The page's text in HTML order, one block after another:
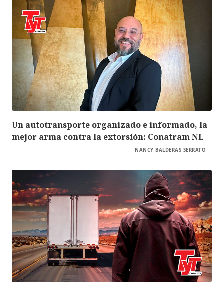
Un autotransporte organizado e informado, la
mejor arma contra la extorsión: Conatram NL
NANCY BALDERAS SERRATO